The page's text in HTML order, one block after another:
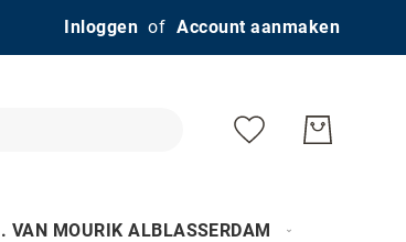
Ga
Inloggen Account aanmaken
VAN MOURIK ALBLASSERDAM